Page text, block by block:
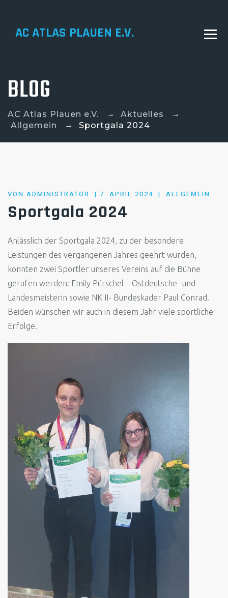
AC ATLAS PLAUEN E.V.
BLOG
AC Atlas Plauen e.V. → Aktuelles
→
Allgemein
→ Sportgala 2024
VON ADMINISTRATOR
POSTED
ON
7. APRIL 2024 ALLGEMEIN
Sportgala 2024
Anlässlich der Sportgala 2024, zu der besondere
Leistungen des vergangenen Jahres geehrt wurden,
konnten zwei Sportler unseres Vereins auf die Bühne
gerufen werden: Emily Pürschel – Ostdeutsche -und
Landesmeisterin sowie NK II- Bundeskader Paul Conrad.
Beiden wünschen wir auch in diesem Jahr viele sportliche
Erfolge.